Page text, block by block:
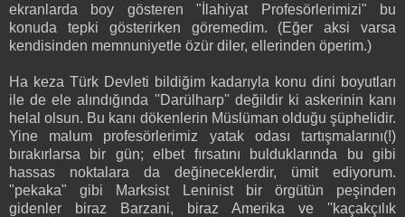
ekranlarda boy gösteren "İlahiyat Profesörlerimizi" bu
konuda tepki gösterirken göremedim. (Eğer aksi varsa
kendisinden memnuniyetle özür diler, ellerinden öperim.)
Ha keza Türk Devleti bildiğim kadarıyla konu dini boyutları
ile de ele alındığında ''Darülharp'' değildir ki askerinin kanı
helal olsun. Bu kanı dökenlerin Müslüman olduğu şüphelidir.
Yine malum profesörlerimiz yatak odası tartışmalarını(!)
bırakırlarsa bir gün; elbet fırsatını bulduklarında bu gibi
hassas noktalara da değineceklerdir, ümit ediyorum.
"pekaka" gibi Marksist Leninist bir örgütün peşinden
gidenler biraz Barzani, biraz Amerika ve ''kaçakçılık